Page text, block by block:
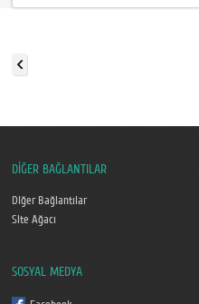
DİĞER BAĞLANTILAR
Diğer Bağlantılar
Site Ağacı
SOSYAL MEDYA